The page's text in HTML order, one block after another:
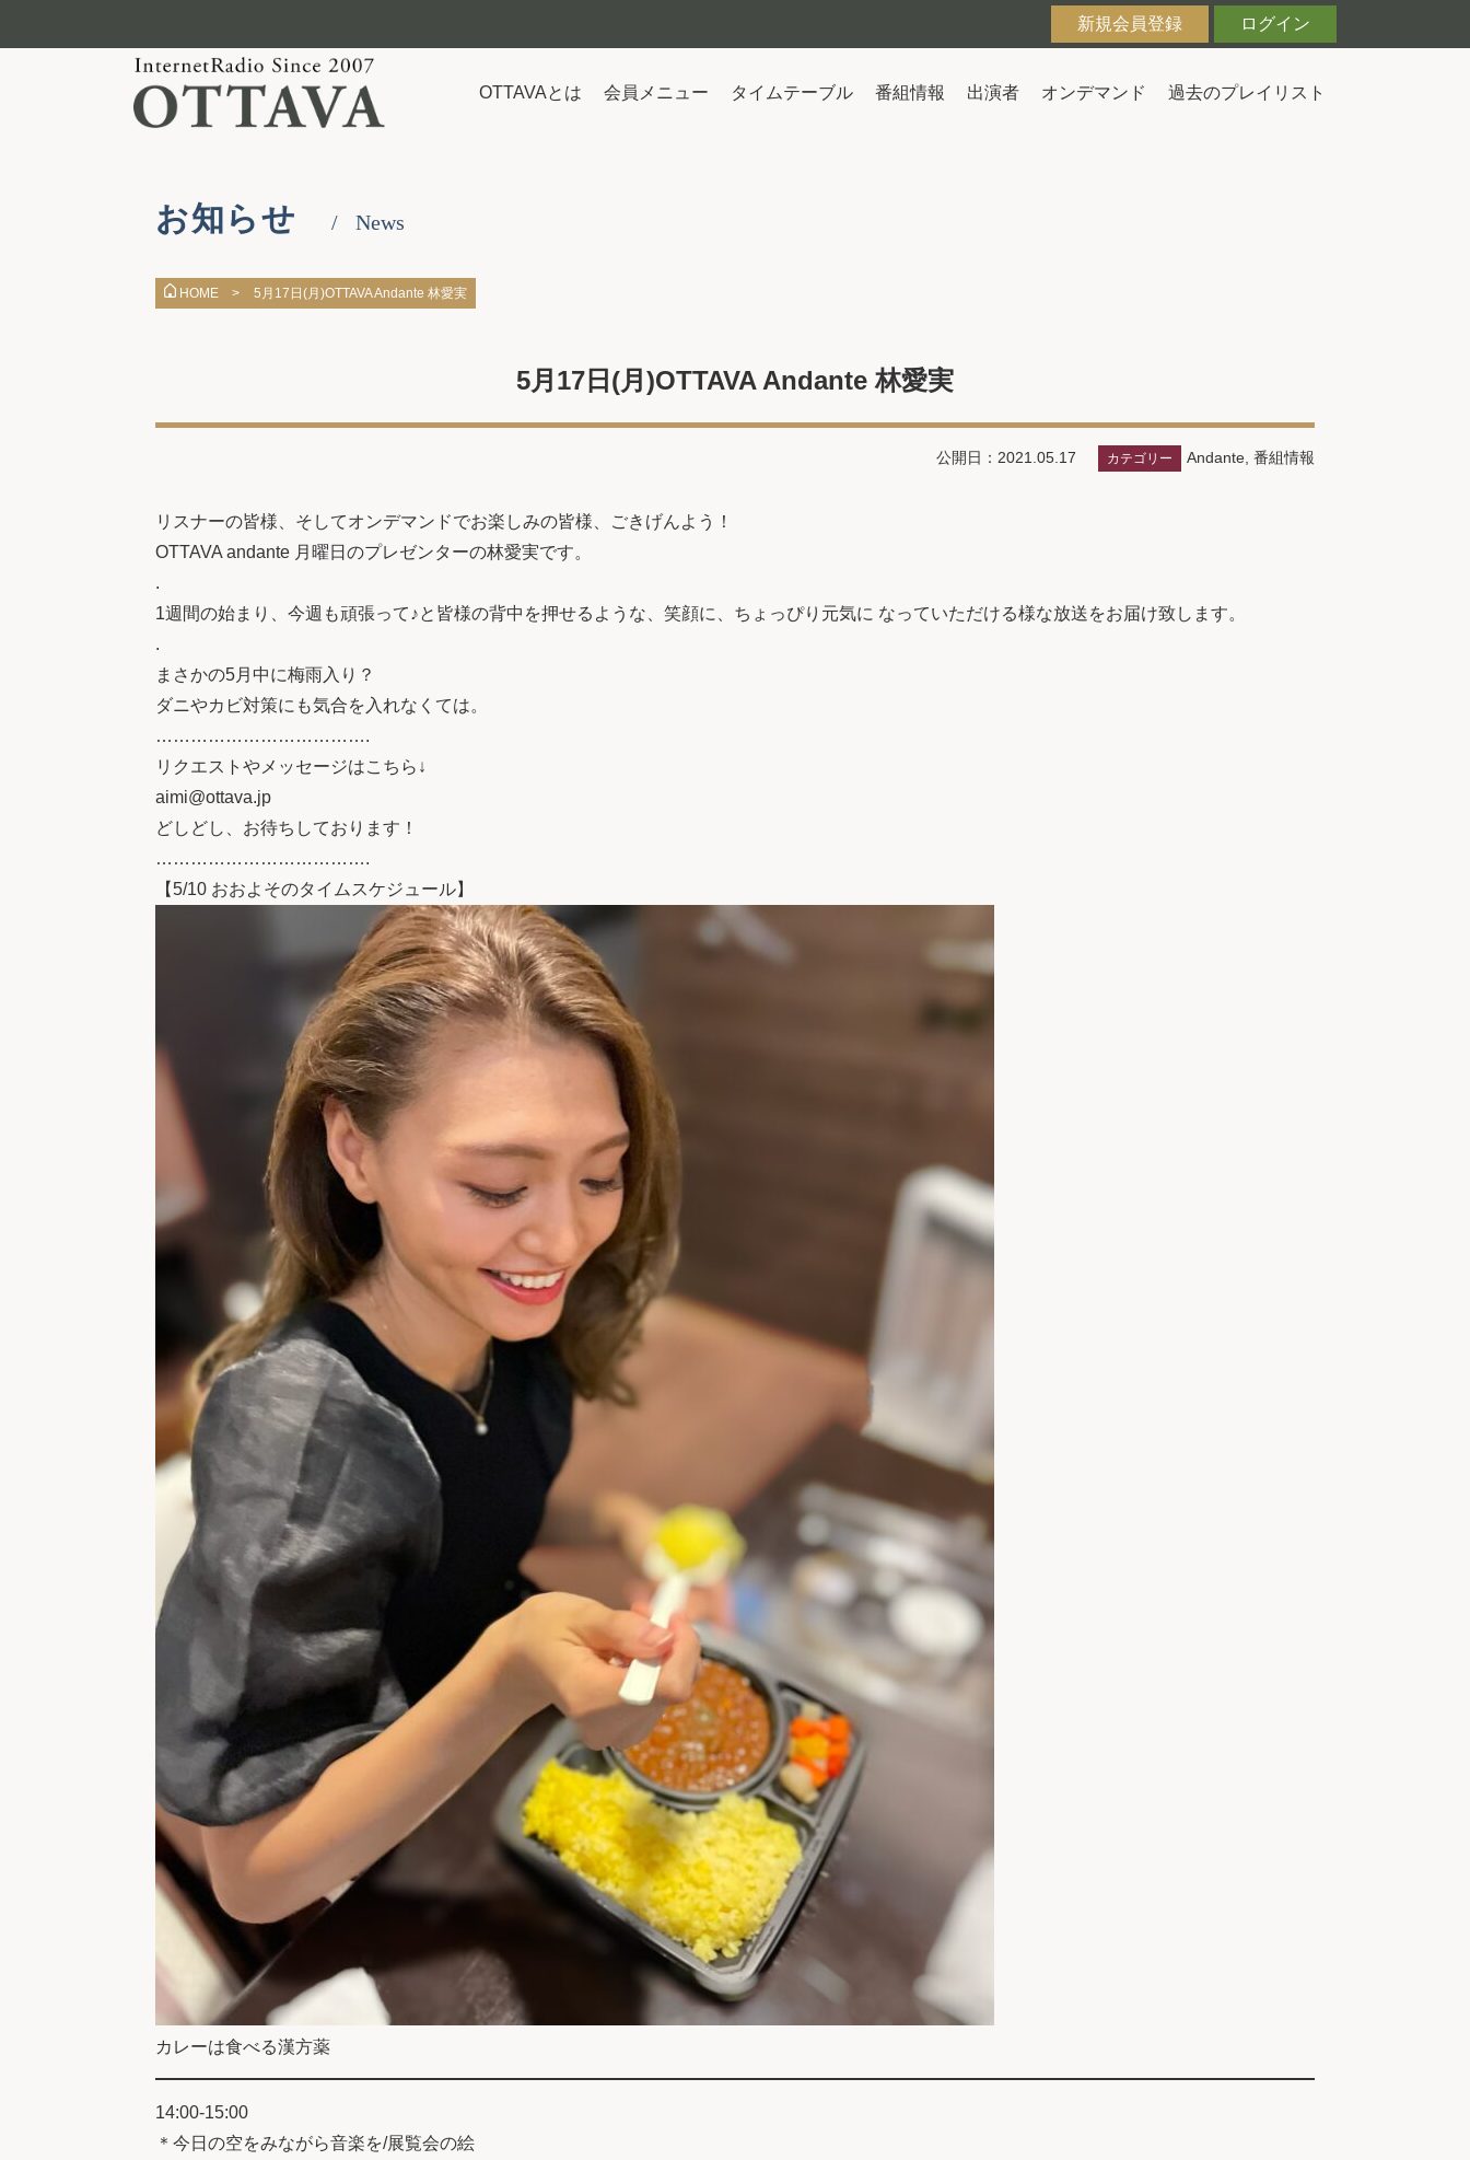
新規会員登録 ログイン
OTTAVAとは 会員メニュー タイムテーブル 番組情報 出演者 オンデマンド 過去のプレイリスト
お知らせ News
HOME > 5月17日(月)OTTAVA Andante 林愛実
5月17日(月)OTTAVA Andante 林愛実
公開日：2021.05.17 カテゴリー Andante 番組情報
リスナーの皆様、そしてオンデマンドでお楽しみの皆様、ごきげんよう！
OTTAVA andante 月曜日のプレゼンターの林愛実です。
.
1週間の始まり、今週も頑張って♪と皆様の背中を押せるような、笑顔に、ちょっぴり元気に なっていただける様な放送をお届け致します。
.
まさかの5月中に梅雨入り？
ダニやカビ対策にも気合を入れなくては。
……………………………….
リクエストやメッセージはこちら↓
aimi@ottava.jp
どしどし、お待ちしております！
……………………………….
【5/10 おおよそのタイムスケジュール】
カレーは食べる漢方薬
14:00-15:00
＊今日の空をみながら音楽を/展覧会の絵